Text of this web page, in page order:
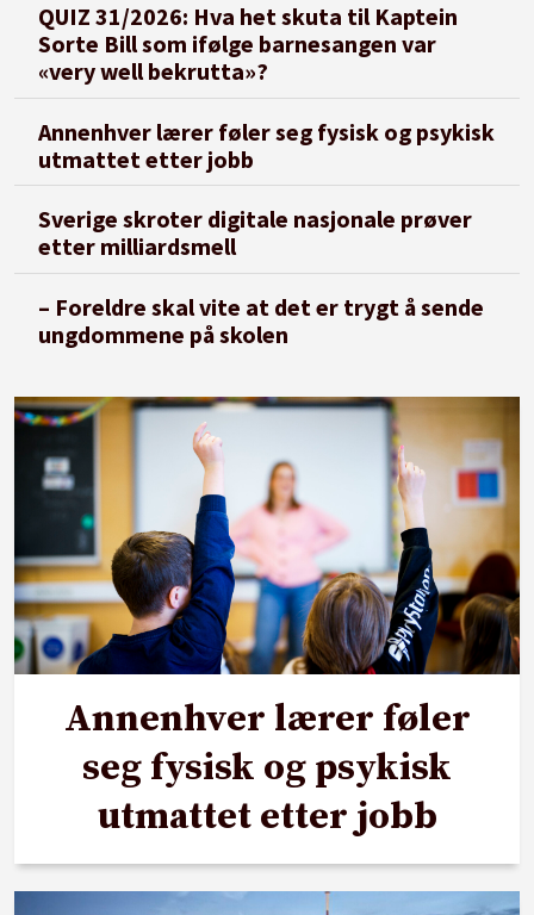
QUIZ 31/2026: Hva het skuta til Kaptein
Sorte Bill som ifølge barnesangen var
«very well bekrutta»?
Annenhver lærer føler seg fysisk og psykisk
utmattet etter jobb
Sverige skroter digitale nasjonale prøver
etter milliardsmell
– Foreldre skal vite at det er trygt å sende
ungdommene på skolen
Annenhver lærer føler
seg fysisk og psykisk
utmattet etter jobb